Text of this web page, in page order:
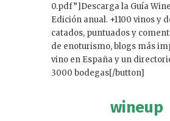
0.pdf”]Descarga la Guía
Edición anual. +1100 vinos y
catados, puntuados y
de enoturismo, blogs más
vino en España y un
3000 bodegas[/button]
wineup